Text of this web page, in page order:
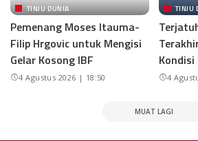
TINJU DUNIA
Pemenang Moses Itauma-
Filip Hrgovic untuk Mengisi
Gelar Kosong IBF
4 Agustus 2026 | 18:50
TINJU
4
MUAT LAGI